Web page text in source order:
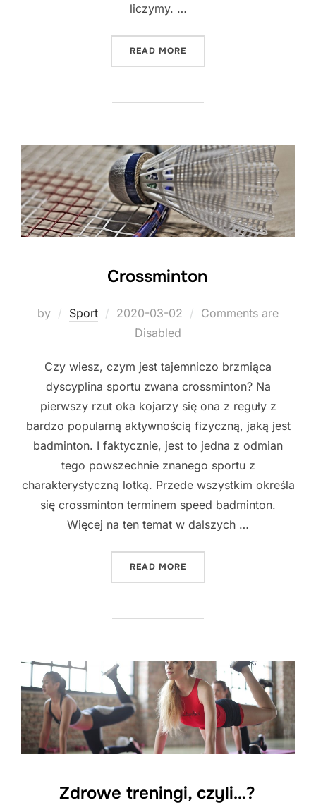
liczymy. …
READ MORE
Crossminton
by Sport
Posted
2020-03-02
Comments are
Disabled
Czy wiesz, czym jest tajemniczo brzmiąca
dyscyplina sportu zwana crossminton? Na
pierwszy rzut oka kojarzy się ona z reguły z
bardzo popularną aktywnością fizyczną, jaką jest
badminton. I faktycznie, jest to jedna z odmian
tego powszechnie znanego sportu z
charakterystyczną lotką. Przede wszystkim określa
się crossminton terminem speed badminton.
Więcej na ten temat w dalszych …
READ MORE
Zdrowe treningi, czyli…?